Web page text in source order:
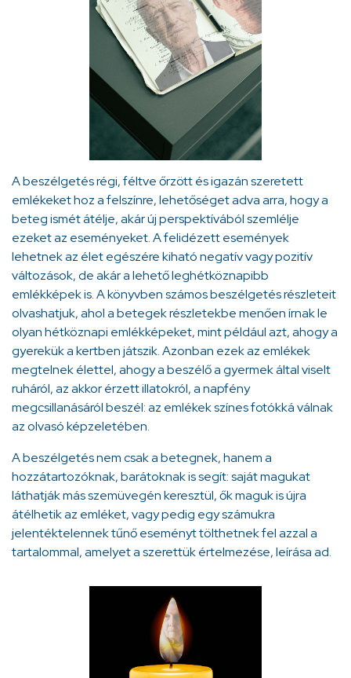
A beszélgetés régi, féltve őrzött és igazán szeretett
emlékeket hoz a felszínre, lehetőséget adva arra, hogy a
beteg ismét átélje, akár új perspektívából szemlélje
ezeket az eseményeket. A felidézett események
lehetnek az élet egészére kiható negatív vagy pozitív
változások, de akár a lehető leghétköznapibb
emlékképek is. A könyvben számos beszélgetés részleteit
olvashatjuk, ahol a betegek részletekbe menően írnak le
olyan hétköznapi emlékképeket, mint például azt, ahogy a
gyerekük a kertben játszik. Azonban ezek az emlékek
megtelnek élettel, ahogy a beszélő a gyermek által viselt
ruháról, az akkor érzett illatokról, a napfény
megcsillanásáról beszél: az emlékek színes fotókká válnak
az olvasó képzeletében.
A beszélgetés nem csak a betegnek, hanem a
hozzátartozóknak, barátoknak is segít: saját magukat
láthatják más szemüvegén keresztül, ők maguk is újra
átélhetik az emléket, vagy pedig egy számukra
jelentéktelennek tűnő eseményt tölthetnek fel azzal a
tartalommal, amelyet a szerettük értelmezése, leírása ad.